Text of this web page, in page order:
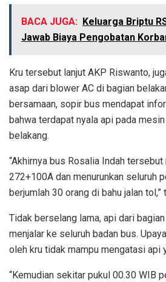
BACA JUGA: Keluarga Briptu
Jawab Biaya Pengobatan
Kru tersebut lanjut AKP Riswanto,
asap dari blower AC di bagian
bersamaan, sopir bus mendapat
bahwa terdapat nyala api pada
belakang.
“Akhirnya bus Rosalia Indah
272+100A dan menurunkan seluruh
berjumlah 30 orang di bahu jalan
Tidak berselang lama, api dari
menjalar ke seluruh badan bus.
oleh kru tidak mampu mengatasi api
“Kemudian sekitar pukul 00.30 WIB